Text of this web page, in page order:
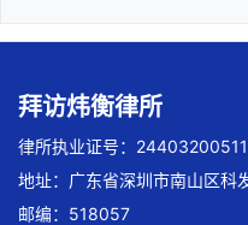
拜访炜衡律所
律所执业证号：
地址：广东省深圳市南山区科
邮编：518057